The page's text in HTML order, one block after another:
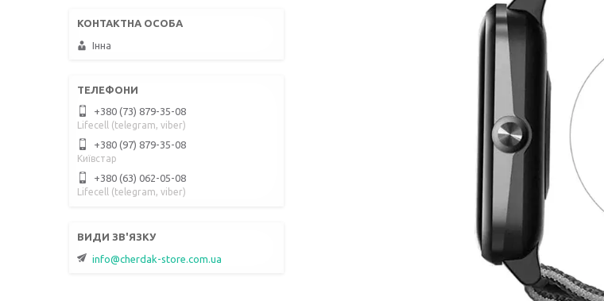
Інна
+380 (73) 879-35-08
Lifecell (telegram, viber)
+380 (97) 879-35-08
Київстар
+380 (63) 062-05-08
Lifecell (telegram, viber)
info@cherdak-store.com.ua